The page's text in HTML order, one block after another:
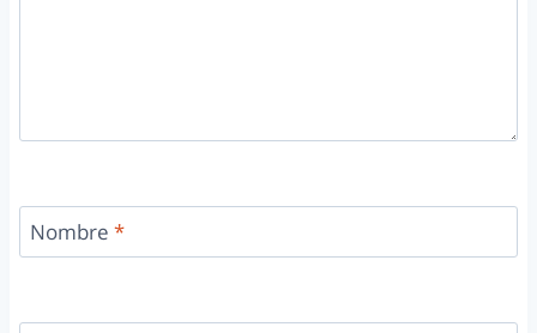
Nombre *